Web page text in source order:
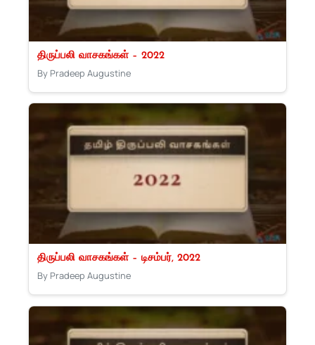
திருப்பலி வாசகங்கள் – 2022
By Pradeep Augustine
திருப்பலி வாசகங்கள் – டிசம்பர், 2022
By Pradeep Augustine